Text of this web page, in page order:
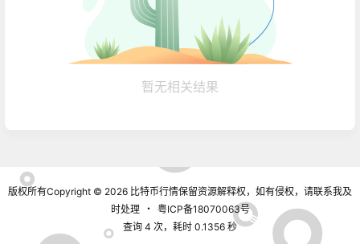
暂无相关结果
版权所有Copyright © 2026 比特币行情保留资源解释权，如有侵权，请联系我及
时处理
・ 粤ICP备18070063号
查询 4 次，耗时 0.1356 秒